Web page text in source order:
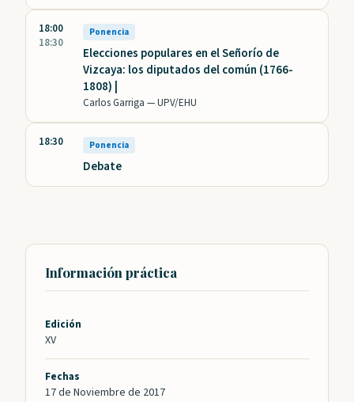
18:00
18:30
Ponencia
Elecciones populares en el Señorío de
Vizcaya: los diputados del común (1766-
1808) |
Carlos Garriga —UPV/EHU
18:30 Ponencia
Debate
Información práctica
Edición
XV
Fechas
17 de Noviembre de 2017